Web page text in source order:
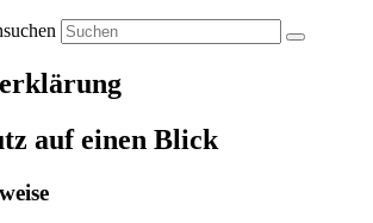
auf einen Blick